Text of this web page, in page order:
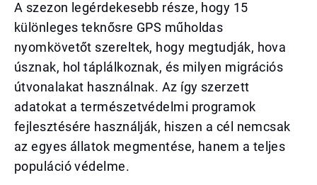
A szezon legérdekesebb része, hogy 15
különleges teknősre GPS műholdas
nyomkövetőt szereltek, hogy megtudják, hova
úsznak, hol táplálkoznak, és milyen migrációs
útvonalakat használnak. Az így szerzett
adatokat a természetvédelmi programok
fejlesztésére használják, hiszen a cél nemcsak
az egyes állatok megmentése, hanem a teljes
populáció védelme.